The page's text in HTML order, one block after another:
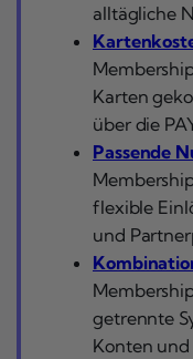
alltägliche
Karten
über die
Passende
flexible
und
getrennte
Konten und